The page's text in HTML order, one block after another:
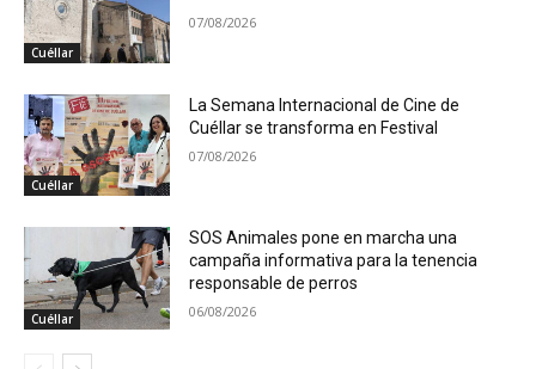
Cuéllar
07/08/2026
Cuéllar
La Semana Internacional de Cine de
Cuéllar se transforma en Festival
07/08/2026
Cuéllar
SOS Animales pone en marcha una
campaña informativa para la tenencia
responsable de perros
06/08/2026